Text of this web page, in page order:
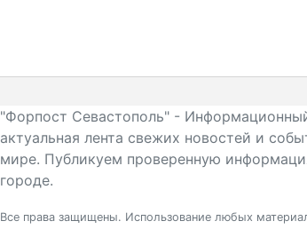
"Форпост Севастополь" -
актуальная лента свежих новостей и
мире. Публикуем проверенную
городе.
Все права защищены. Использование любых